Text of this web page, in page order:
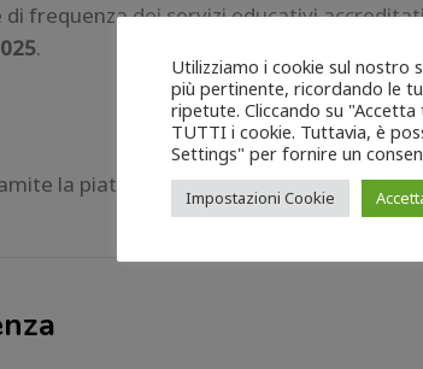
frequenza dei servizi educativi
.
la piattaformabuoninido.efamilysg.it
Utilizziamo i cookie sul nostro
più pertinente, ricordando le
ripetute. Cliccando su
TUTTI i cookie. Tuttavia, è
Settings" per fornire un
Impostazioni Cookie